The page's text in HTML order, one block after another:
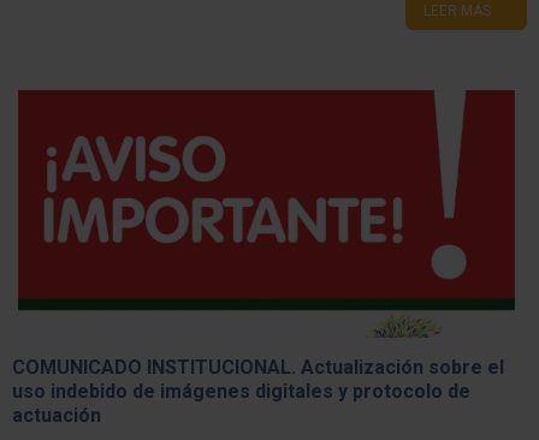
LEER MÁS
COMUNICADO INSTITUCIONAL. Actualización sobre el
uso indebido de imágenes digitales y protocolo de
actuación